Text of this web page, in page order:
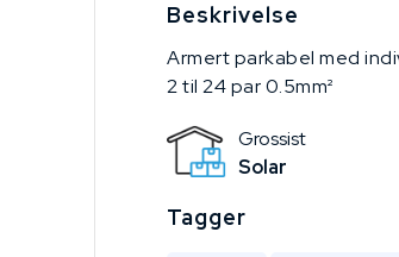
Beskrivelse
Armert parkabel med
2 til 24 par 0.5mm²
Grossist
Solar
Tagger